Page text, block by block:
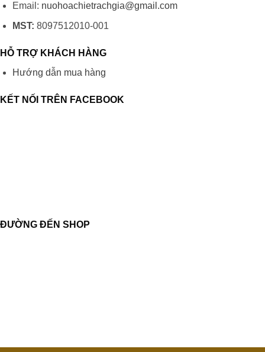
Email: nuohoachietrachgia@gmail.com
MST: 8097512010-001
HỖ TRỢ KHÁCH HÀNG
Hướng dẫn mua hàng
KẾT NỐI TRÊN FACEBOOK
ĐƯỜNG ĐẾN SHOP